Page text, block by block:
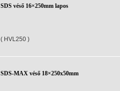
SDS véső 16×250mm lapos
( HVL250 )
SDS-MAX véső 18×250x50mm